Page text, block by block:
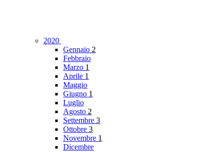
2020
Gennaio 2
Febbraio
Marzo 1
Aprile 1
Maggio
Giugno 1
Luglio
Agosto 2
Settembre 3
Ottobre 3
Novembre 1
Dicembre